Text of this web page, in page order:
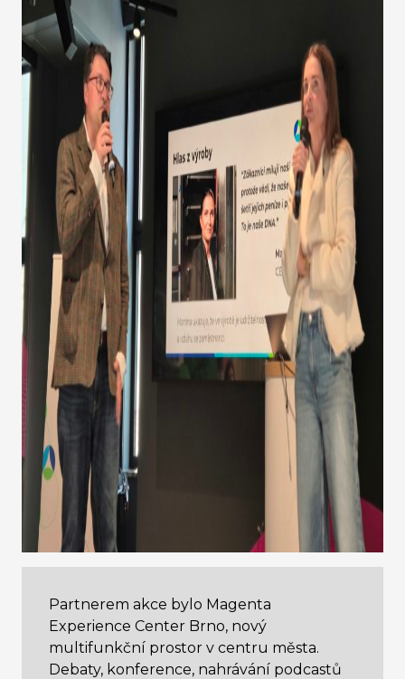
Partnerem akce bylo Magenta
Experience Center Brno, nový
multifunkční prostor v centru města.
Debaty, konference, nahrávání podcastů